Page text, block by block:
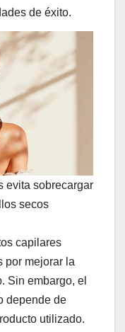
de éxito.
evita sobrecargar
secos
capilares
por mejorar la
Sin embargo, el
depende de
utilizado.